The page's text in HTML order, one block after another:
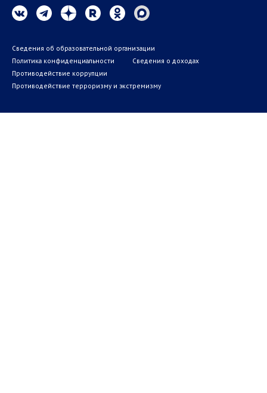
Сведения об образовательной организации
Политика конфиденциальности
Сведения о доходах
Противодействие коррупции
Противодействие терроризму и экстремизму